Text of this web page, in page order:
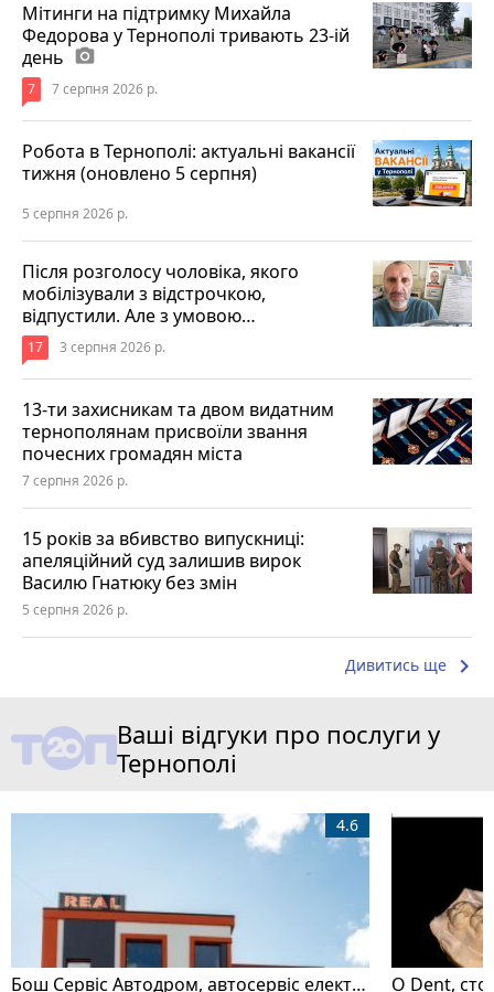
Мітинги на підтримку Михайла
Федорова у Тернополі тривають 23-ій
день photo_camera
7 7 серпня 2026 р.
Робота в Тернополі: актуальні вакансії
тижня (оновлено 5 серпня)
5 серпня 2026 р.
Після розголосу чоловіка, якого
мобілізували з відстрочкою,
відпустили. Але з умовою…
17 3 серпня 2026 р.
13-ти захисникам та двом видатним
тернополянам присвоїли звання
почесних громадян міста
7 серпня 2026 р.
15 років за вбивство випускниці:
апеляційний суд залишив вирок
Василю Гнатюку без змін
5 серпня 2026 р.
Дивитись ще keyboard_arrow_right
Ваші відгуки про послуги у
Тернополі
Бош Сервіс Автодром, автосервіс електромобілів
4.6
O Dent,